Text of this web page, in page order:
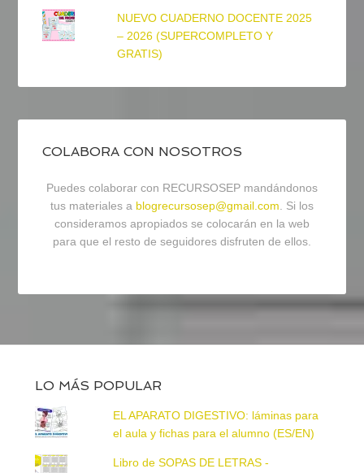
NUEVO CUADERNO DOCENTE 2025
– 2026 (SUPERCOMPLETO Y
GRATIS)
COLABORA CON NOSOTROS
Puedes colaborar con RECURSOSEP mandándonos
tus materiales a blogrecursosep@gmail.com . Si los
consideramos apropiados se colocarán en la web
para que el resto de seguidores disfruten de ellos.
LO MÁS POPULAR
EL APARATO DIGESTIVO: láminas para
el aula y fichas para el alumno (ES/EN)
Libro de SOPAS DE LETRAS -